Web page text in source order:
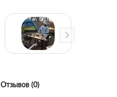
Отзывов (0)